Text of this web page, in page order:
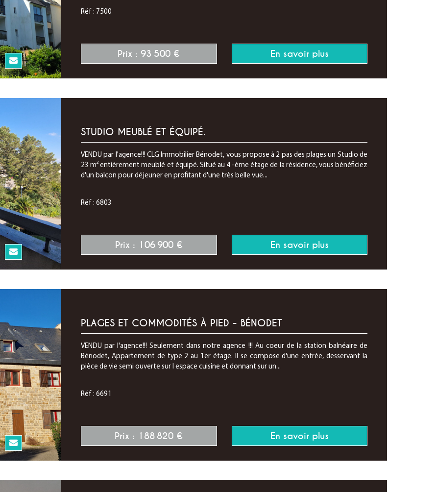
Réf : 7500
Prix : 93 500 € En savoir plus
STUDIO MEUBLÉ ET ÉQUIPÉ.
VENDU par l'agence!!! CLG Immobilier Bénodet, vous propose à 2 pas des plages un Studio de
23 m² entièrement meublé et équipé. Situé au 4 -ème étage de la résidence, vous bénéficiez
d'un balcon pour déjeuner en profitant d'une très belle vue...
Réf : 6803
Prix : 106 900 € En savoir plus
PLAGES ET COMMODITÉS À PIED - BÉNODET
VENDU par l'agence!!! Seulement dans notre agence !!! Au coeur de la station balnéaire de
Bénodet, Appartement de type 2 au 1er étage. Il se compose d'une entrée, desservant la
pièce de vie semi ouverte sur l espace cuisine et donnant sur un...
Réf : 6691
Prix : 188 820 € En savoir plus